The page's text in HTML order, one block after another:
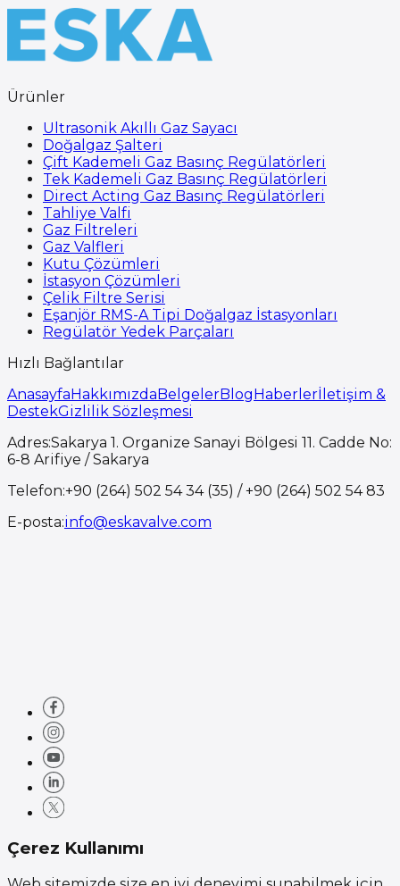
Ürünler
Ultrasonik Akıllı Gaz Sayacı
Doğalgaz Şalteri
Çift Kademeli Gaz Basınç Regülatörleri
Tek Kademeli Gaz Basınç Regülatörleri
Direct Acting Gaz Basınç Regülatörleri
Tahliye Valfi
Gaz Filtreleri
Gaz Valfleri
Kutu Çözümleri
İstasyon Çözümleri
Çelik Filtre Serisi
Eşanjör RMS-A Tipi Doğalgaz İstasyonları
Regülatör Yedek Parçaları
Hızlı Bağlantılar
AnasayfaHakkımızdaBelgelerBlogHaberlerİletişim &
DestekGizlilik Sözleşmesi
Adres:Sakarya 1. Organize Sanayi Bölgesi 11. Cadde No:
6-8 Arifiye / Sakarya
Telefon:+90 (264) 502 54 34 (35) / +90 (264) 502 54 83
E-posta:info@eskavalve.com
Çerez Kullanımı